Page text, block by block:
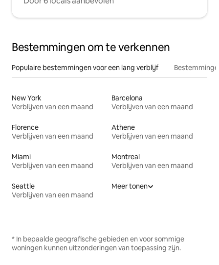
Bestemmingen om te verkennen
Populaire bestemmingen voor een lang verblijf
New York
Verblijven van een maand
Barcelona
Verblijven van een maand
Florence
Verblijven van een maand
Athene
Verblijven van een maand
Miami
Verblijven van een maand
Montreal
Verblijven van een maand
Seattle
Verblijven van een maand
Meer tonen
* In bepaalde geografische gebieden en voor sommige
woningen kunnen uitzonderingen van toepassing zijn.